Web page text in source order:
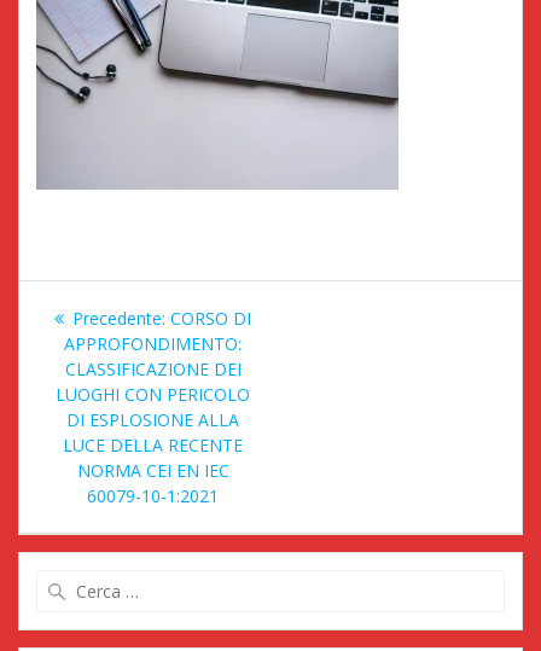
Navigazione
articoli
Precedente: Articolo
precedente:
CORSO DI
APPROFONDIMENTO:
CLASSIFICAZIONE DEI
LUOGHI CON PERICOLO
DI ESPLOSIONE ALLA
LUCE DELLA RECENTE
NORMA CEI EN IEC
60079-10-1:2021